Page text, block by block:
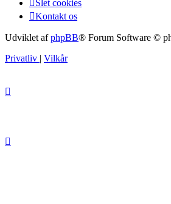
Slet cookies
Kontakt os
Udviklet afphpBB® Forum Software ©
Privatliv
Vilkår